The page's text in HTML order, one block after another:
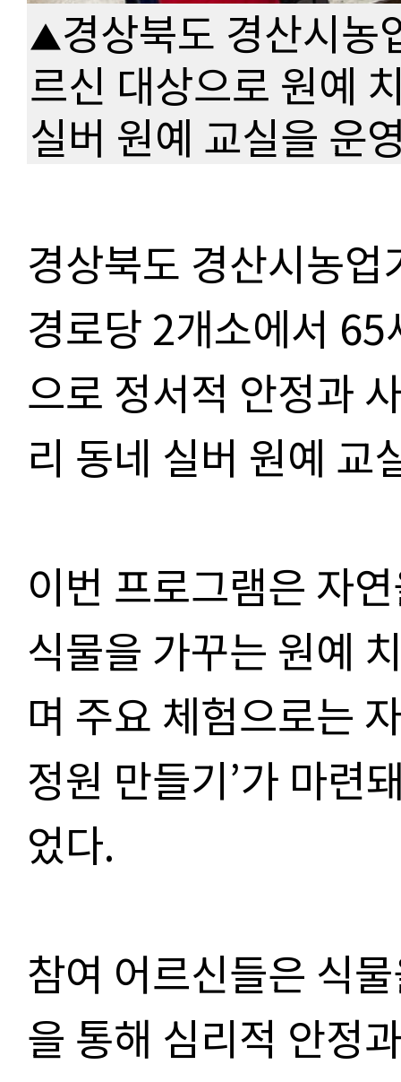
▲경상북도 경산시
르신 대상으로 원예
실버 원예 교실을 운
경상북도 경산시농
경로당 2개소에서
으로 정서적 안정과
리 동네 실버 원예 교
이번 프로그램은 자
식물을 가꾸는 원예
며 주요 체험으로는
정원 만들기’가 마련
었다.
참여 어르신들은 식
을 통해 심리적 안정